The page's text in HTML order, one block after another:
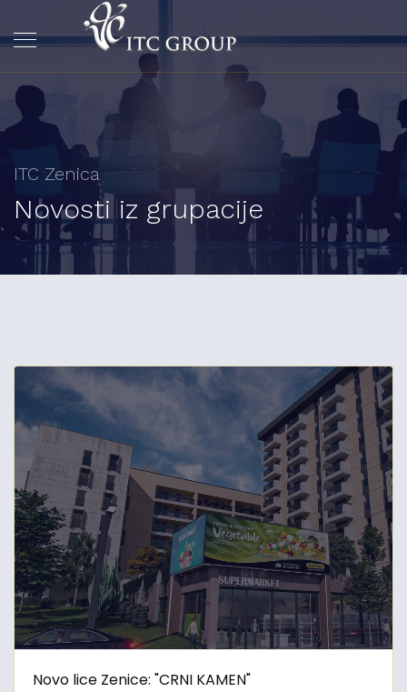
ITC Zenica
Novosti iz grupacije
Novo lice Zenice: "CRNI KAMEN"